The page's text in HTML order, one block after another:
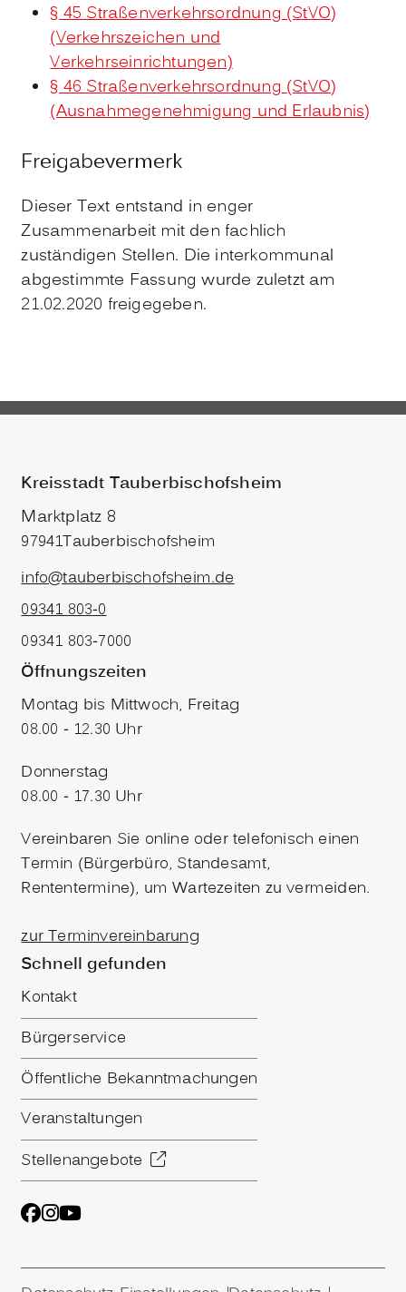
§ 45 Straßenverkehrsordnung (StVO)
(Verkehrszeichen und
Verkehrseinrichtungen)
§ 46 Straßenverkehrsordnung (StVO)
(Ausnahmegenehmigung und Erlaubnis)
Freigabevermerk
Dieser Text entstand in enger
Zusammenarbeit mit den fachlich
zuständigen Stellen. Die interkommunal
abgestimmte Fassung wurde zuletzt am
21.02.2020 freigegeben.
Kreisstadt Tauberbischofsheim
Marktplatz 8
97941Tauberbischofsheim
info@tauberbischofsheim.de
09341 803-0
09341 803-7000
Öffnungszeiten
Montag bis Mittwoch, Freitag
08.00 - 12.30 Uhr
Donnerstag
08.00 - 17.30 Uhr
Vereinbaren Sie online oder telefonisch einen
Termin (Bürgerbüro, Standesamt,
Rententermine), um Wartezeiten zu vermeiden.
zur Terminvereinbarung
Schnell gefunden
Kontakt
Bürgerservice
Öffentliche Bekanntmachungen
Veranstaltungen
Stellenangebote